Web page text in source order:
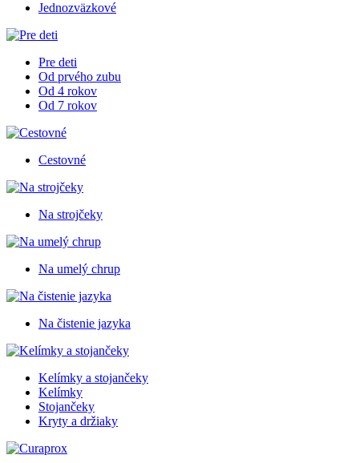
Jednozväzkové
Pre deti
Od prvého zubu
Od 4 rokov
Od 7 rokov
Cestovné
Na strojčeky
Na umelý chrup
Na čistenie jazyka
Kelímky a stojančeky
Kelímky
Stojančeky
Kryty a držiaky